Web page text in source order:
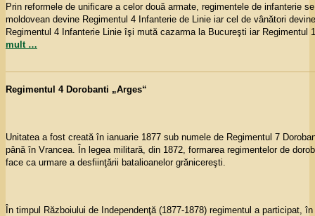
Prin reformele de unificare a celor două armate, regimentele de infanterie
moldovean devine Regimentul 4 Infanterie de Linie iar cel de vânători
Regimentul 4 Infanterie Linie îşi mută cazarma la Bucureşti iar
mult …
Regimentul 4 Dorobanti „Arges“
Unitatea a fost creată în ianuarie 1877 sub numele de Regimentul 7
până în Vrancea. În legea militară, din 1872, formarea regimentelor de
face ca urmare a desfiinţării batalioanelor grănicereşti.
În timpul Războiului de Independenţă (1877-1878) regimentul a